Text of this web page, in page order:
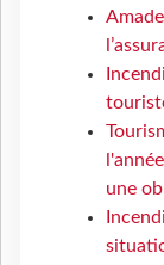
une